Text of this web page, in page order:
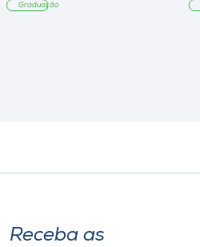
Graduação
Receba as